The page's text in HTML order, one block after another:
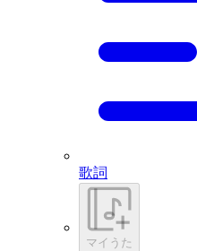
歌詞
マイうた